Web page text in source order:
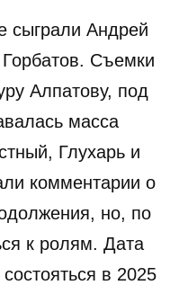
сыграли Андрей
Съемки
Алпатову, под
масса
Глухарь и
комментарии о
но, по
к ролям. Дата
в 2025